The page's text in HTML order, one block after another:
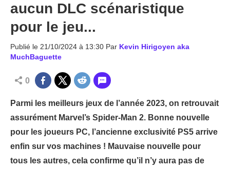
aucun DLC scénaristique
pour le jeu...
Publié le 21/10/2024 à 13:30 Par Kevin Hirigoyen aka
MuchBaguette
0
Parmi les meilleurs jeux de l’année 2023, on retrouvait
assurément Marvel’s Spider-Man 2. Bonne nouvelle
pour les joueurs PC, l’ancienne exclusivité PS5 arrive
enfin sur vos machines ! Mauvaise nouvelle pour
tous les autres, cela confirme qu’il n’y aura pas de